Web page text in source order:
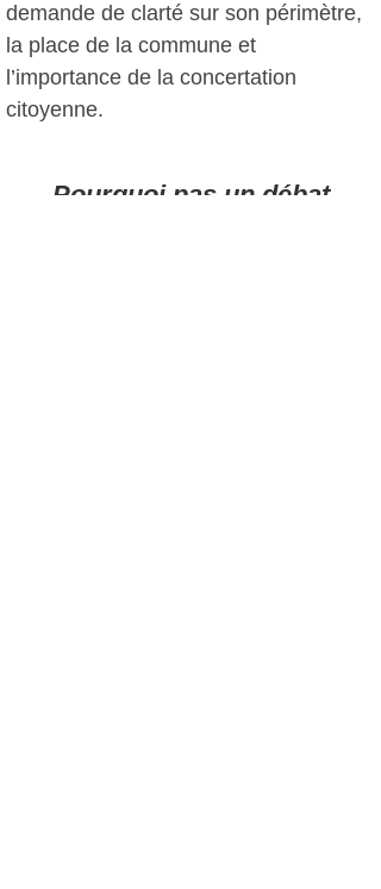
demande de clarté sur son périmètre,
la place de la commune et
l’importance de la concertation
citoyenne.
Pourquoi pas un débat